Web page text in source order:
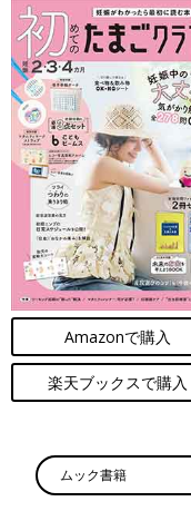
2023年の冬に子連れでロンド
――ふたりぱぱファミ
どいろんな国での生活
みっつん 息子にはさ
旅していろんな価値観
んでほしいからです。
学べました。幸せにな
Amazonで購入
楽天ブックスで購入
ムック書籍